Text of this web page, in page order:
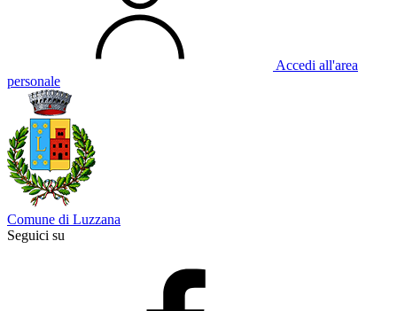
Accedi all'area
personale
Comune di Luzzana
Seguici su